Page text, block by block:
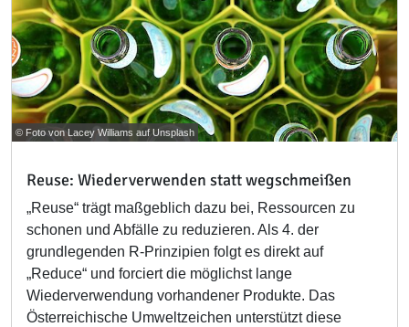
© Foto von Lacey Williams auf Unsplash
Reuse: Wiederverwenden statt wegschmeißen
„Reuse“ trägt maßgeblich dazu bei, Ressourcen zu
schonen und Abfälle zu reduzieren. Als 4. der
grundlegenden R-Prinzipien folgt es direkt auf
„Reduce“ und forciert die möglichst lange
Wiederverwendung vorhandener Produkte. Das
Österreichische Umweltzeichen unterstützt diese